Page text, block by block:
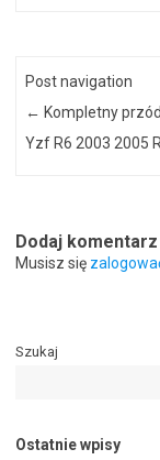
Post navigation
← Kompletny
Yzf R6 2003 2005
Dodaj komentarz
Musisz się
Szukaj
Ostatnie wpisy